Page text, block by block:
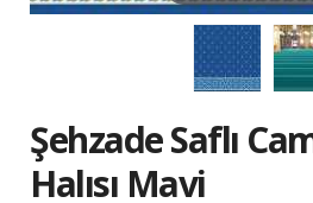
Şehzade Saflı
Halısı Mavi